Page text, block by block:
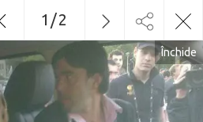
Închide
1 /2